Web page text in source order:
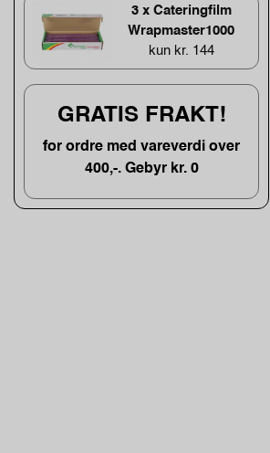
3 x Cateringfilm
Wrapmaster1000
kun kr. 144
GRATIS FRAKT!
for ordre med vareverdi over
400,-. Gebyr kr. 0